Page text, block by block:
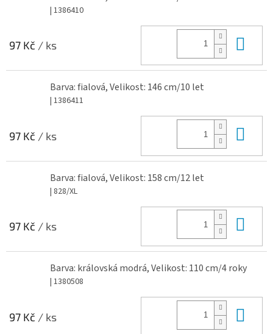
| 1386410
97 Kč / ks
Barva: fialová, Velikost: 146 cm/10 let
| 1386411
97 Kč / ks
Barva: fialová, Velikost: 158 cm/12 let
| 828/XL
97 Kč / ks
Barva: královská modrá, Velikost: 110 cm/4 roky
| 1380508
97 Kč / ks